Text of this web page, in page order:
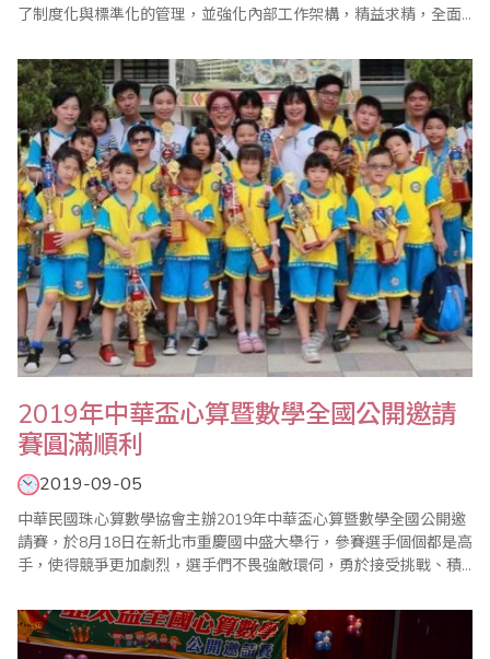
了制度化與標準化的管理，並強化內部工作架構，精益求精，全面
洲、日本、新加坡、馬來西亞、印尼、印度、香港、沙烏地阿拉伯
以及大陸等地的認同，並加入省商會組織參加珠算心算鑑定，受到
普遍的好評。 驗證單位並於2019年12..
2019年中華盃心算暨數學全國公開邀請
賽圓滿順利
2019-09-05
中華民國珠心算數學協會主辦2019年中華盃心算暨數學全國公開邀
請賽，於8月18日在新北市重慶國中盛大舉行，參賽選手個個都是高
手，使得競爭更加劇烈，選手們不畏強敵環伺，勇於接受挑戰、積
心規劃以及家長配合下圓滿落幕。(文 / 中華民國珠心算數學協會)